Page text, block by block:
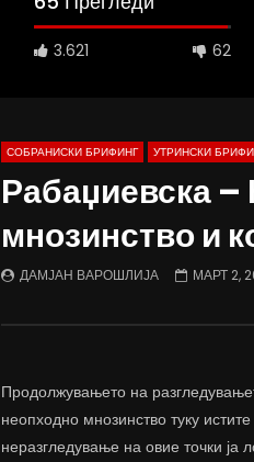
3.621 62
Д-р Беговиќ: Обуката на лекарите
трае предолго за да дозволиме
СОБРАНИСКИ БРИФИНГ УТРИНСКИ
Рабаџиевска
мнозинство и
ДАМЈАН ВАРОШЛИЈА МАРТ 2,
Продолжувањето на
неопходно мнозинство туку
неразгледување на овие точки ја